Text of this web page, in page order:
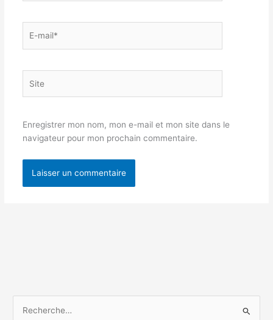
mail*
Enregistrer mon nom, mon e-mail et mon site dans le
navigateur pour mon prochain commentaire.